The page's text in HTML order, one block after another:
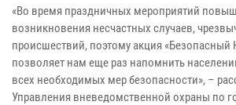
«Во время праздничных мероприятий
возникновения несчастных случаев,
происшествий, поэтому акция «Безопасный
позволяет нам еще раз напомнить
всех необходимых мер безопасности», –
Управления вневедомственной охраны по